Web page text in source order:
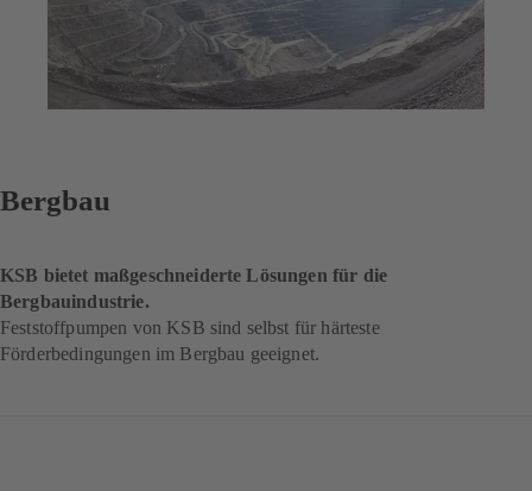
Bergbau
KSB bietet maßgeschneiderte Lösungen für die
Bergbauindustrie.
Feststoffpumpen von KSB sind selbst für härteste
Förderbedingungen im Bergbau geeignet.